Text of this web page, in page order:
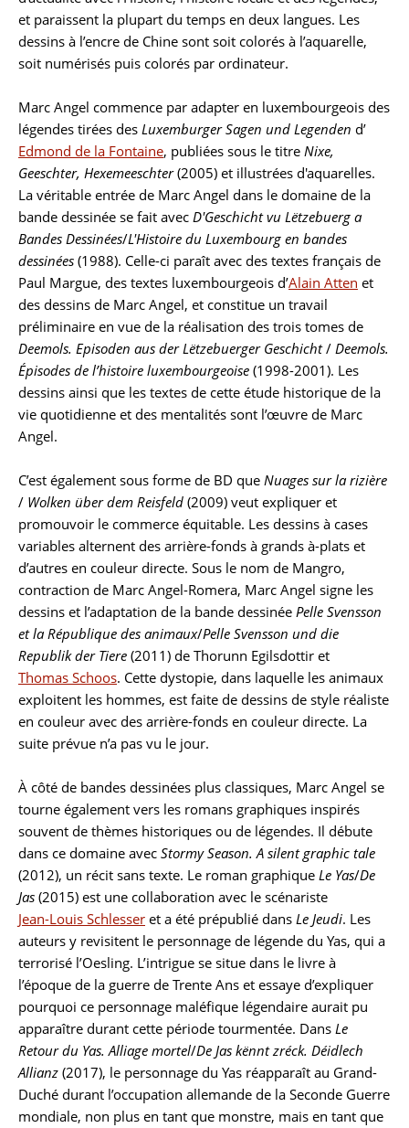
et paraissent la plupart du temps en deux langues. Les
dessins à l’encre de Chine sont soit colorés à l’aquarelle,
soit numérisés puis colorés par ordinateur.
Marc Angel commence par adapter en luxembourgeois des
légendes tirées des Luxemburger Sagen und Legenden d’
Edmond de la Fontaine, publiées sous le titre Nixe,
Geeschter, Hexemeeschter(2005) et illustrées d'aquarelles.
La véritable entrée de Marc Angel dans le domaine de la
bande dessinée se fait avec D'Geschicht vu Lëtzebuerg a
Bandes Dessinées/L'Histoire du Luxembourg en bandes
dessinées (1988). Celle-ci paraît avec des textes français de
Paul Margue, des textes luxembourgeois d’Alain Atten et
des dessins de Marc Angel, et constitue un travail
préliminaire en vue de la réalisation des trois tomes de
Deemols. Episoden aus der Lëtzebuerger Geschicht/ Deemols.
Épisodes de l’histoire luxembourgeoise (1998-2001). Les
dessins ainsi que les textes de cette étude historique de la
vie quotidienne et des mentalités sont l’œuvre de Marc
Angel.
C’est également sous forme de BD que Nuages sur la rizière
/ Wolken über dem Reisfeld (2009) veut expliquer et
promouvoir le commerce équitable. Les dessins à cases
variables alternent des arrière-fonds à grands à-plats et
d’autres en couleur directe. Sous le nom de Mangro,
contraction de Marc Angel-Romera, Marc Angel signe les
dessins et l’adaptation de la bande dessinée Pelle Svensson
et la République des animaux/Pelle Svensson und die
Republik der Tiere (2011) de Thorunn Egilsdottir et
Thomas Schoos. Cette dystopie, dans laquelle les animaux
exploitent les hommes, est faite de dessins de style réaliste
en couleur avec des arrière-fonds en couleur directe. La
suite prévue n’a pas vu le jour.
À côté de bandes dessinées plus classiques, Marc Angel se
tourne également vers les romans graphiques inspirés
souvent de thèmes historiques ou de légendes. Il débute
dans ce domaine avec Stormy Season. A silent graphic tale
(2012), un récit sans texte. Le roman graphique Le Yas/De
Jas (2015) est une collaboration avec le scénariste
Jean-Louis Schlesser et a été prépublié dans Le Jeudi. Les
auteurs y revisitent le personnage de légende du Yas, qui a
terrorisé l’Oesling. L’intrigue se situe dans le livre à
l’époque de la guerre de Trente Ans et essaye d’expliquer
pourquoi ce personnage maléfique légendaire aurait pu
apparaître durant cette période tourmentée. Dans Le
Retour du Yas. Alliage mortel/De Jas kënnt zréck. Déidlech
Allianz (2017), le personnage du Yas réapparaît au Grand-
Duché durant l’occupation allemande de la Seconde Guerre
mondiale, non plus en tant que monstre, mais en tant que